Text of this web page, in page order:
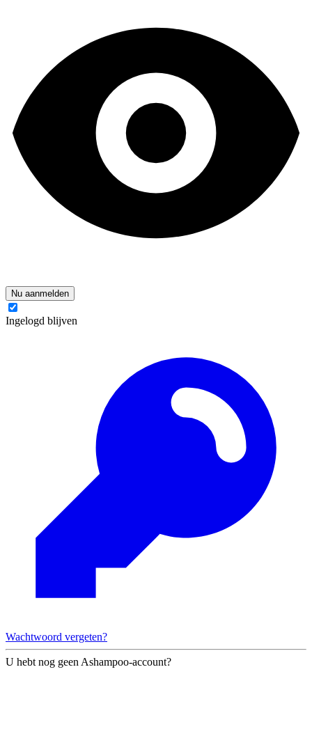
Nu aanmelden
Ingelogd blijven
Wachtwoord vergeten?
U hebt nog geen Ashampoo-account?